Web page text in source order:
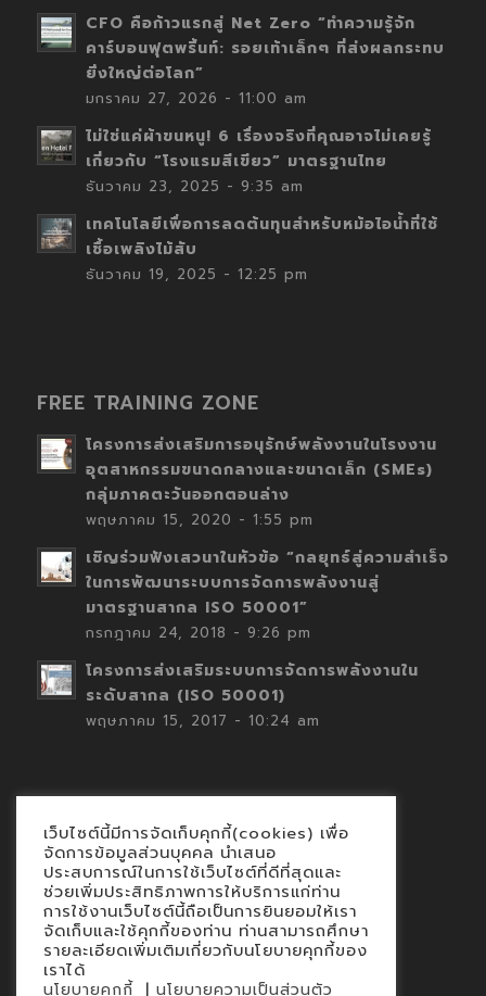
CFO คือก้าวแรกสู่ Net Zero “ทำความรู้จัก
คาร์บอนฟุตพริ้นท์: รอยเท้าเล็กๆ ที่ส่งผลกระทบ
ยิ่งใหญ่ต่อโลก”
มกราคม 27, 2026 - 11:00 am
ไม่ใช่แค่ผ้าขนหนู! 6 เรื่องจริงที่คุณอาจไม่เคยรู้
เกี่ยวกับ “โรงแรมสีเขียว” มาตรฐานไทย
ธันวาคม 23, 2025 - 9:35 am
เทคโนโลยีเพื่อการลดต้นทุนสำหรับหม้อไอน้ำที่ใช้
เชื้อเพลิงไม้สับ
ธันวาคม 19, 2025 - 12:25 pm
FREE TRAINING ZONE
โครงการส่งเสริมการอนุรักษ์พลังงานในโรงงาน
อุตสาหกรรมขนาดกลางและขนาดเล็ก (SMEs)
กลุ่มภาคตะวันออกตอนล่าง
พฤษภาคม 15, 2020 - 1:55 pm
เชิญร่วมฟังเสวนาในหัวข้อ “กลยุทธ์สู่ความสำเร็จ
ในการพัฒนาระบบการจัดการพลังงานสู่
มาตรฐานสากล ISO 50001”
กรกฎาคม 24, 2018 - 9:26 pm
โครงการส่งเสริมระบบการจัดการพลังงานใน
ระดับสากล (ISO 50001)
พฤษภาคม 15, 2017 - 10:24 am
Contact
นโยบายคุกกี้
นโยบายข้อมูลส่วนบุคคล
เว็บไซต์นี้มีการจัดเก็บคุกกี้(cookies) เพื่อ
จัดการข้อมูลส่วนบุคคล นำเสนอ
ประสบการณ์ในการใช้เว็บไซต์ที่ดีที่สุดและ
ช่วยเพิ่มประสิทธิภาพการให้บริการแก่ท่าน
การใช้งานเว็บไซต์นี้ถือเป็นการยินยอมให้เรา
จัดเก็บและใช้คุกกี้ของท่าน ท่านสามารถศึกษา
รายละเอียดเพิ่มเติมเกี่ยวกับนโยบายคุกกี้ของ
เราได้
นโยบายคุกกี้ | นโยบายความเป็นส่วนตัว